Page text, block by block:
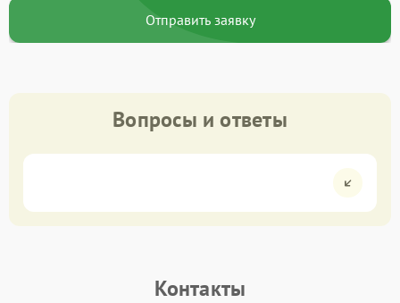
Отправить заявку
Вопросы и ответы
Контакты